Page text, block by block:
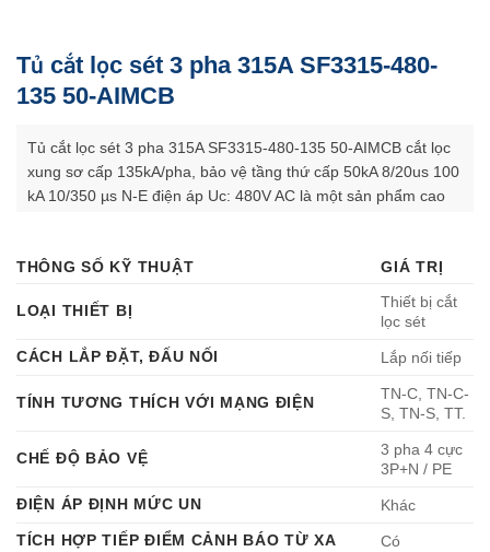
Tủ cắt lọc sét 3 pha 315A SF3315-480-
135 50-AIMCB
Tủ cắt lọc sét 3 pha 315A SF3315-480-135 50-AIMCB cắt lọc
xung sơ cấp 135kA/pha, bảo vệ tầng thứ cấp 50kA 8/20us 100
kA 10/350 µs N-E điện áp Uc: 480V AC là một sản phẩm cao
cắt lọc sét 3 pha (3P+N) dành cho dòng tải lắp nối tiếp, được
thiết kế chuyên biệt để bảo vệ các thiết bị điện nhạy cảm khỏi
xung sét lan truyền, quá điện áp, nhiễu cao tần và các xung
THÔNG SỐ KỸ THUẬT GIÁ TRỊ
LOẠI THIẾT BỊ
Thiết bị cắt
lọc sét
CÁCH LẮP ĐẶT, ĐẤU NỐI
Lắp nối tiếp
TÍNH TƯƠNG THÍCH VỚI MẠNG ĐIỆN
TN-C, TN-C-
S, TN-S, TT.
CHẾ ĐỘ BẢO VỆ
3 pha 4 cực
3P+N / PE
ĐIỆN ÁP ĐỊNH MỨC UN
Khác
TÍCH HỢP TIẾP ĐIỂM CẢNH BÁO TỪ XA
Có